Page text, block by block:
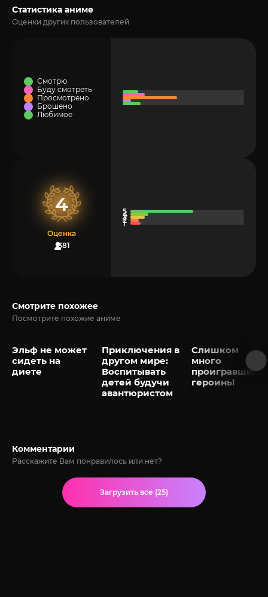
Статистика аниме
Оценки других пользователей
Смотрю
Буду смотреть
Просмотрено
Брошено
Любимое
4
Оценка
381
Смотрите похожее
Посмотрите похожие аниме
Эльф не может
сидеть на
диете
Приключения в
другом мире:
Воспитывать
детей будучи
авантюристом
Слишком
много
проигравших
героинь!
Комментарии
Расскажите Вам понравилось или нет?
Загрузить все (25)